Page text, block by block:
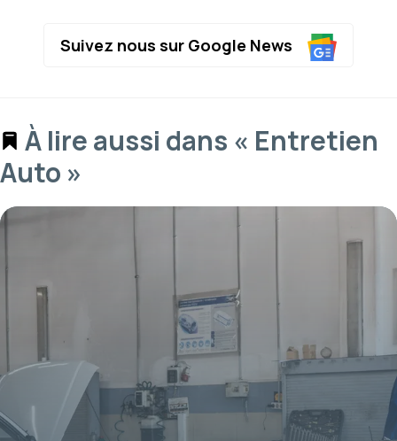
Suivez nous sur Google News
À lire aussi dans « Entretien
Auto »